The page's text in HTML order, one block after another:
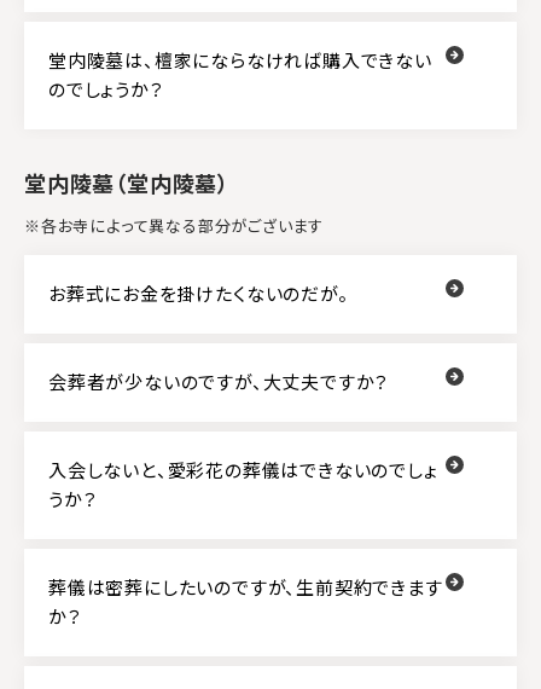
堂内陵墓は、檀家にならなければ購入できない
のでしょうか？
堂内陵墓（堂内陵墓）
※各お寺によって異なる部分がございます
お葬式にお金を掛けたくないのだが。
会葬者が少ないのですが、大丈夫ですか？
入会しないと、愛彩花の葬儀はできないのでしょ
うか？
葬儀は密葬にしたいのですが、生前契約できます
か？